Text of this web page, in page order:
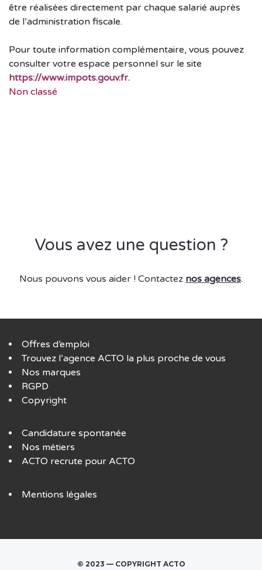
être réalisées directement par chaque salarié auprès
de l’administration fiscale.
Pour toute information complémentaire, vous pouvez
consulter votre espace personnel sur le site
https://www.impots.gouv.fr.
Non classé
Vous avez une question ?
Nous pouvons vous aider ! Contactez nos agences.
Offres d’emploi
Trouvez l’agence ACTO la plus proche de vous
Nos marques
RGPD
Copyright
Candidature spontanée
Nos métiers
ACTO recrute pour ACTO
Mentions légales
© 2023 — COPYRIGHT ACTO